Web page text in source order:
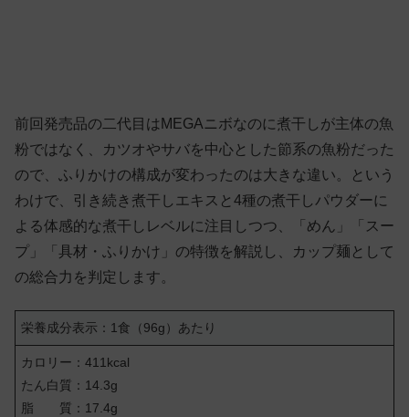
前回発売品の二代目はMEGAニボなのに煮干しが主体の魚
粉ではなく、カツオやサバを中心とした節系の魚粉だった
ので、ふりかけの構成が変わったのは大きな違い。という
わけで、引き続き煮干しエキスと4種の煮干しパウダーに
よる体感的な煮干しレベルに注目しつつ、「めん」「スー
プ」「具材・ふりかけ」の特徴を解説し、カップ麺として
の総合力を判定します。
栄養成分表示：1食（96g）あたり
カロリー：411kcal
たん白質：14.3g
脂 質：17.4g